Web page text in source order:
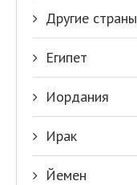
Другие страны
Египет
Иордания
Ирак
Йемен